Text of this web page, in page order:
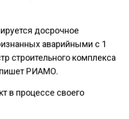
досрочное
аварийными с 1
строительного комплекса
РИАМО.
в процессе своего